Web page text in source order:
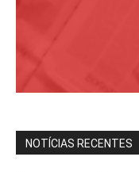
NOTÍCIAS RECENTES